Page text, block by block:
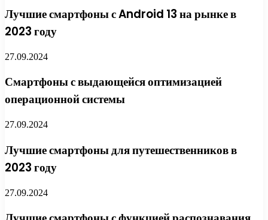
Лучшие смартфоны с Android 13 на рынке в
2023 году
27.09.2024
Смартфоны с выдающейся оптимизацией
операционной системы
27.09.2024
Лучшие смартфоны для путешественников в
2023 году
27.09.2024